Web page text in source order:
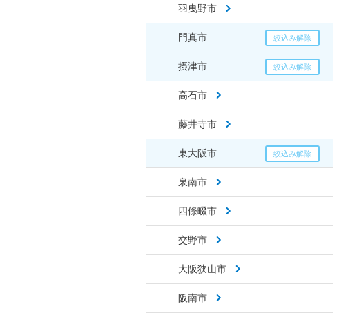
羽曳野市
門真市
摂津市
高石市
藤井寺市
東大阪市
泉南市
四條畷市
交野市
大阪狭山市
阪南市